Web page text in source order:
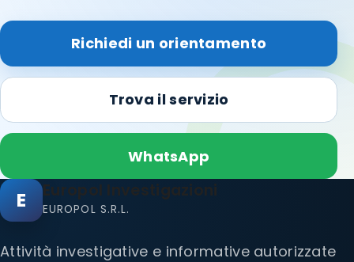
Richiedi un orientamento
Trova il servizio
WhatsApp
E Europol Investigazioni
EUROPOL S.R.L.
Attività investigative e informative autorizzate